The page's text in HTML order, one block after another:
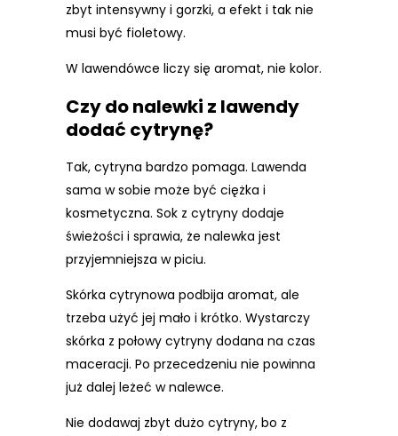
zbyt intensywny i gorzki, a efekt i tak nie
musi być fioletowy.
W lawendówce liczy się aromat, nie kolor.
Czy do nalewki z lawendy
dodać cytrynę?
Tak, cytryna bardzo pomaga. Lawenda
sama w sobie może być ciężka i
kosmetyczna. Sok z cytryny dodaje
świeżości i sprawia, że nalewka jest
przyjemniejsza w piciu.
Skórka cytrynowa podbija aromat, ale
trzeba użyć jej mało i krótko. Wystarczy
skórka z połowy cytryny dodana na czas
maceracji. Po przecedzeniu nie powinna
już dalej leżeć w nalewce.
Nie dodawaj zbyt dużo cytryny, bo z